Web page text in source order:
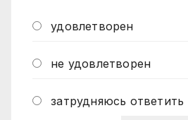
удовлетворен
не удовлетворен
затрудняюсь ответить